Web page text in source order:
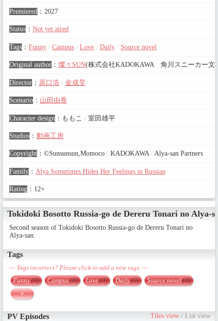
Premiered ： 2027
Status： Not yet aired
Tags： Funny / Campus / Love / Daily / Source novel
Original author： 燦々SUN(株式会社KADOKAWA 角川スニーカー文
Director： 原口浩 / 金成旻
Scenario： 山田由香
Character design ： ももこ /室田雄平
Studios： 動画工房
Copyright： ©Sunsunsun,Momoco /KADOKAWA /Alya-san Partners
Family： Alya Sometimes Hides Her Feelings in Russian
Rating： 12+
Tokidoki Bosotto Russia-go de Dereru Tonari no Alya-
Second season of Tokidoki Bosotto Russia-go de Dereru Tonari no
Alya-san.
Tags
— Tags incorrect? Please click to add a new tags. —
Funny(0) Campus(0) Love(0) Daily(0) Source novel(0)
+
PV Episodes Tiles view /List view